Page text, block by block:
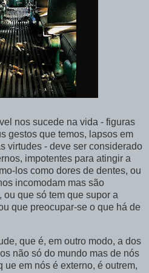
nos sucede na vida - figuras
gestos que temos, lapsos em
virtudes - deve ser considerado
impotentes para atingir a
los como dores de dentes, ou
incomodam mas são
que só tem que supor a
que preocupar-se o que há de
que é, em outro modo, a dos
não só do mundo mas de nós
ue em nós é externo, é outrem,